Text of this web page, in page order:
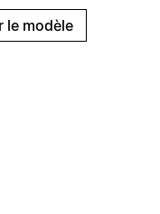
le modèle